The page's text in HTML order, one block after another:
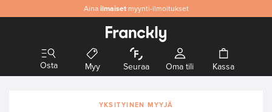
Ainailmaisetmyynti-ilmoitukset
Aitoa& laadukasta designia
Osta Myy Seuraa Oma tili Kassa
YKSITYINEN MYYJÄ